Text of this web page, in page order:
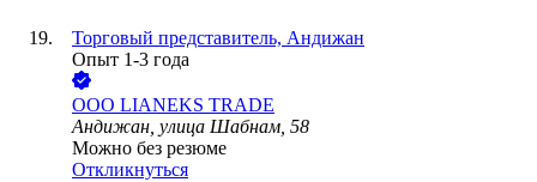
Торговый представитель, Андижан
Опыт 1-3 года
ООО LIANEKS TRADE
Андижан, улица Шабнам, 58
Можно без резюме
Откликнуться